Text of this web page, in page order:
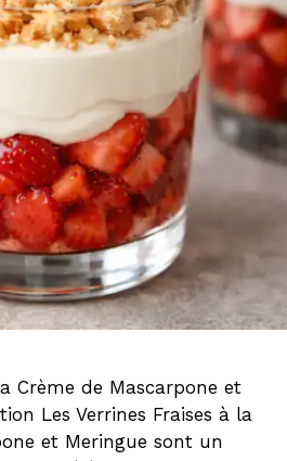
Crème de Mascarpone et
Les Verrines Fraises à la
et Meringue sont un